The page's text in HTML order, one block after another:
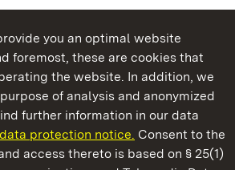
you an optimal website
foremost, these are cookies that
the website. In addition, we
of analysis and anonymized
further information in our data
data protection notice. Consent to the
access thereto is based on § 25(1)
Gardens of Baden-Wuerttemberg